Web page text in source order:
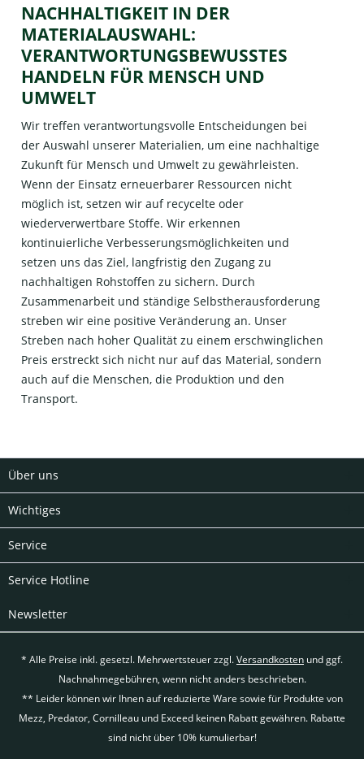
NACHHALTIGKEIT IN DER
MATERIALAUSWAHL:
VERANTWORTUNGSBEWUSSTES
HANDELN FÜR MENSCH UND
UMWELT
Wir treffen verantwortungsvolle Entscheidungen bei
der Auswahl unserer Materialien, um eine nachhaltige
Zukunft für Mensch und Umwelt zu gewährleisten.
Wenn der Einsatz erneuerbarer Ressourcen nicht
möglich ist, setzen wir auf recycelte oder
wiederverwertbare Stoffe. Wir erkennen
kontinuierliche Verbesserungsmöglichkeiten und
setzen uns das Ziel, langfristig den Zugang zu
nachhaltigen Rohstoffen zu sichern. Durch
Zusammenarbeit und ständige Selbstherausforderung
streben wir eine positive Veränderung an. Unser
Streben nach hoher Qualität zu einem erschwinglichen
Preis erstreckt sich nicht nur auf das Material, sondern
auch auf die Menschen, die Produktion und den
Transport.
Über uns
Wichtiges
Service
Service Hotline
Newsletter
* Alle Preise inkl. gesetzl. Mehrwertsteuer zzgl.Versandkosten und ggf.
Nachnahmegebühren, wenn nicht anders beschrieben.
** Leider können wir Ihnen auf reduzierte Ware sowie für Produkte von
Mezz, Predator, Cornilleau und Exceed keinen Rabatt gewähren. Rabatte
sind nicht über 10% kumulierbar!